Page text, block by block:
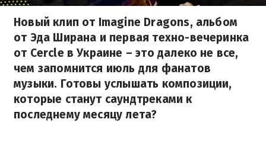
Новый клип от Imagine Dragons, альбом
от Эда Ширана и первая техно-вечеринка
от Cercle в Украине – это далеко не все,
чем запомнится июль для фанатов
музыки. Готовы услышать композиции,
которые станут саундтреками к
последнему месяцу лета?